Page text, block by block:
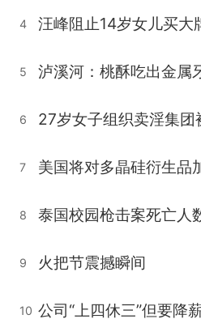
4 汪峰阻止14岁女儿买大
5
6
7
8 泰国校园枪击案死亡人
9 火把节震撼瞬间
10 公司“上四休三”但要降